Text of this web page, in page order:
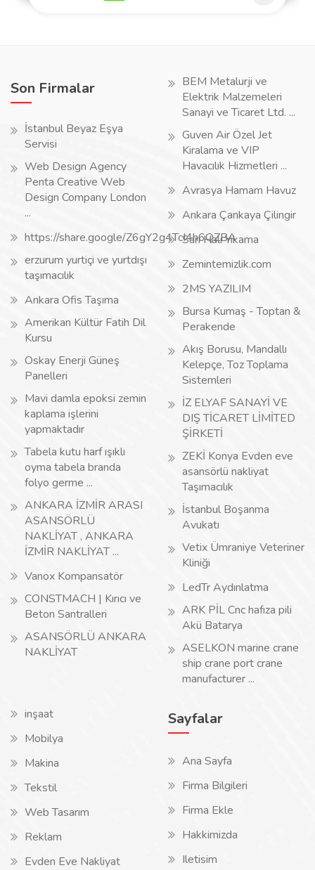
Son Firmalar
İstanbul Beyaz Eşya
Servisi
Web Design Agency
Penta Creative Web
Design Company London
...
https://share.google/Z6gY2g4TcI4h6QZBA
erzurum yurtiçi ve yurtdışı
taşımacılık
Ankara Ofis Taşıma
Amerikan Kültür Fatih Dil
Kursu
Oskay Enerji Güneş
Panelleri
Mavi damla epoksi zemin
kaplama işlerini
yapmaktadır
Tabela kutu harf ışıklı
oyma tabela branda
folyo germe ...
ANKARA İZMİR ARASI
ASANSÖRLÜ
NAKLİYAT , ANKARA
İZMİR NAKLİYAT ...
Vanox Kompansatör
CONSTMACH | Kırıcı ve
Beton Santralleri
ASANSÖRLÜ ANKARA
NAKLİYAT
BEM Metalurji ve
Elektrik Malzemeleri
Sanayi ve Ticaret Ltd. ...
Guven Air Özel Jet
Kiralama ve VIP
Havacılık Hizmetleri ...
Avrasya Hamam Havuz
Ankara Çankaya Çilingir
Sarı Halı Yıkama
Zemintemizlik.com
2MS YAZILIM
Bursa Kumaş - Toptan &
Perakende
Akış Borusu, Mandallı
Kelepçe, Toz Toplama
Sistemleri
İZ ELYAF SANAYİ VE
DIŞ TİCARET LİMİTED
ŞİRKETİ
ZEKİ Konya Evden eve
asansörlü nakliyat
Taşımacılık
İstanbul Boşanma
Avukatı
Vetix Ümraniye Veteriner
Kliniği
LedTr Aydınlatma
ARK PİL Cnc hafıza pili
Akü Batarya
ASELKON marine crane
ship crane port crane
manufacturer ...
inşaat
Mobilya
Makina
Tekstil
Web Tasarım
Reklam
Evden Eve Nakliyat
Sayfalar
Ana Sayfa
Firma Bilgileri
Firma Ekle
Hakkimizda
Iletisim